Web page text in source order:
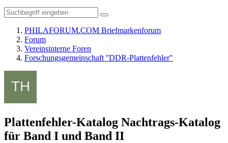
PHILAFORUM.COM Briefmarkenforum
Forum
Vereinsinterne Foren
Forschungsgemeinschaft ''DDR-Plattenfehler"
Plattenfehler-Katalog Nachtrags-Katalog
für Band I und Band II